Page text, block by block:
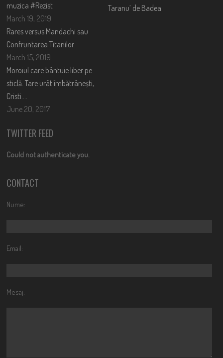
muzica #Rezist
March 19, 2019
Rares versus Mandachi sau
Confruntarea Titanilor
March 15, 2019
Moroiul care bântuie liber pe
sticlă. Tare urât îmbătrânești,
Cristi….
June 20, 2017
Taranu’ de Badea
TWITTER FEED
Could not authenticate you.
CONTACT
Nume:
Email:
Mesaj: